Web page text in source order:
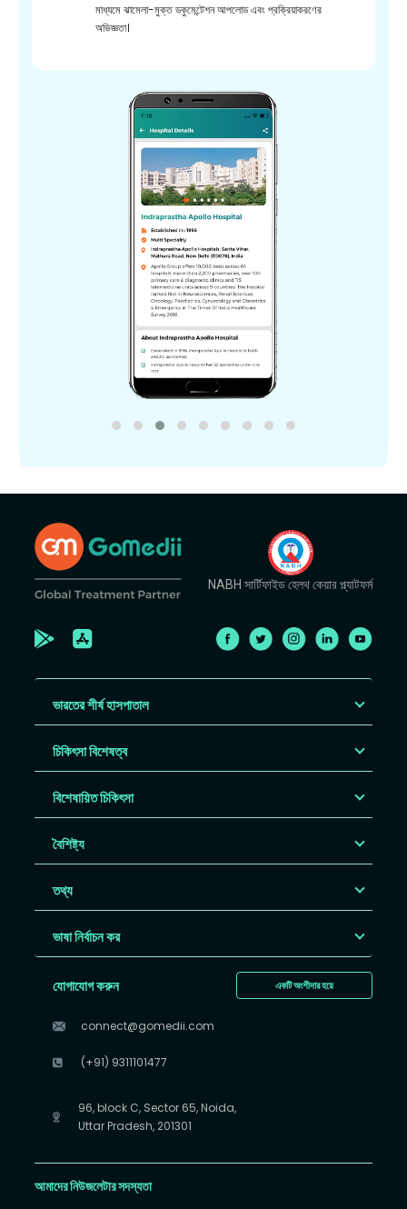
মাধ্যমে ঝামেলা-মুক্ত ডকুমেন্টেশন আপলোড এবং প্রক্রিয়াকরণের
অভিজ্ঞতা।
NABH সার্টিফাইড হেলথ কেয়ার প্ল্যাটফর্ম
ভারতের শীর্ষ হাসপাতাল
চিকিৎসা বিশেষত্ব
বিশেষায়িত চিকিৎসা
বৈশিষ্ট্য
তথ্য
ভাষা নির্বাচন কর
একটি অংশীদার হয়ে
যোগাযোগ করুন
connect@gomedii.com
(+91) 9311101477
96, block C, Sector 65, Noida,
Uttar Pradesh, 201301
আমাদের নিউজলেটার সদস্যতা